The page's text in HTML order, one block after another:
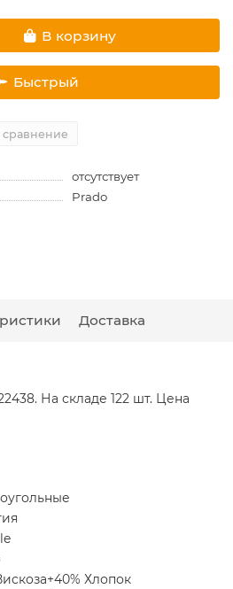
В корзину
Быстрый
сравнение
отсутствует
Prado
Доставка
На складе 122 шт. Цена
Хлопок